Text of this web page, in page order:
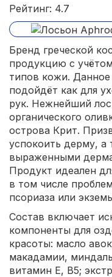
Рейтинг: 4.7
Бренд греческой
продукцию с
типов кожи. Данное
подойдёт как для
рук. Нежнейший
органического
острова Крит.
успокоить дерму, а
выраженными
Продукт идеален
в том числе
псориаза или
Состав включает
компоненты для
красоты: масло
макадамии,
витамин Е, В5;